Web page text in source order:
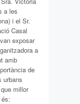
a les
i el Sr.
Casal
exposar
a
amb
de
urbans
millor